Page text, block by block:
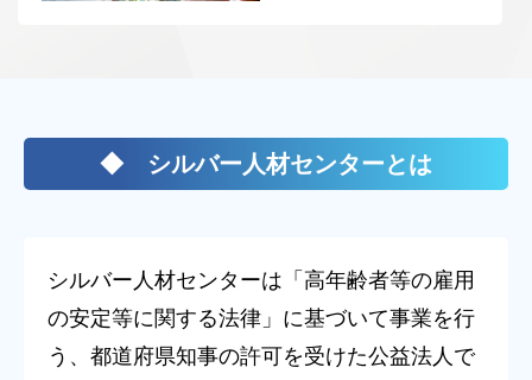
◆ シルバー人材センターとは
シルバー人材センターは「高年齢者等の雇用
の安定等に関する法律」に基づいて事業を行
う、都道府県知事の許可を受けた公益法人で